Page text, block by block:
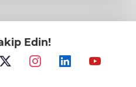
sıkı denetim
Edin!